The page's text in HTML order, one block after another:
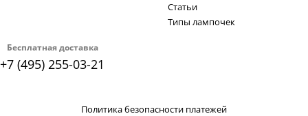
Бесплатная доставка
+7 (495) 255-03-21
Статьи
Типы лампочек
Политика безопасности платежей